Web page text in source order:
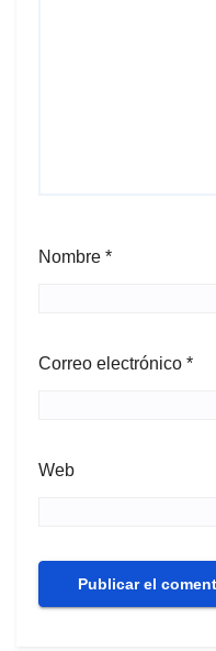
Nombre *
Correo electrónico *
Web